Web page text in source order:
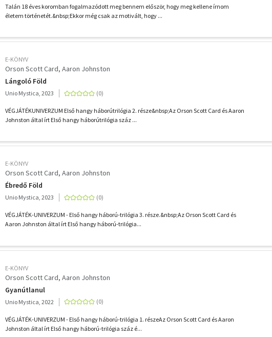
Talán 18 éves koromban fogalmazódott meg bennem először, hogy meg kellene írnom
életem történetét.&nbsp;Ekkor még csak az motivált, hogy ...
E-KÖNYV
Orson Scott Card Aaron Johnston
Lángoló Föld
Unio Mystica, 2023
VÉGJÁTÉKUNIVERZUM Első hangy háborútrilógia 2. része&nbsp;Az Orson Scott Card és Aaron
Johnston által írt Első hangy háborútrilógia száz ...
E-KÖNYV
Orson Scott Card Aaron Johnston
Ébredő Föld
Unio Mystica, 2023
VÉGJÁTÉK-UNIVERZUM - Első hangy háború-trilógia 3. része.&nbsp;Az Orson Scott Card és
Aaron Johnston által írt Első hangy háború-trilógia...
E-KÖNYV
Orson Scott Card Aaron Johnston
Gyanútlanul
Unio Mystica, 2022
VÉGJÁTÉK-UNIVERZUM - Első hangy háború-trilógia 1. részeAz Orson Scott Card és Aaron
Johnston által írt Első hangy háború-trilógia száz é...